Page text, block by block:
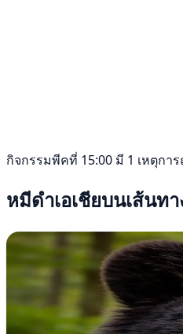
กิจกรรมพีคที่ 15:00 มี 1 เหตุกา
หมีดำเอเชียบนเส้นท